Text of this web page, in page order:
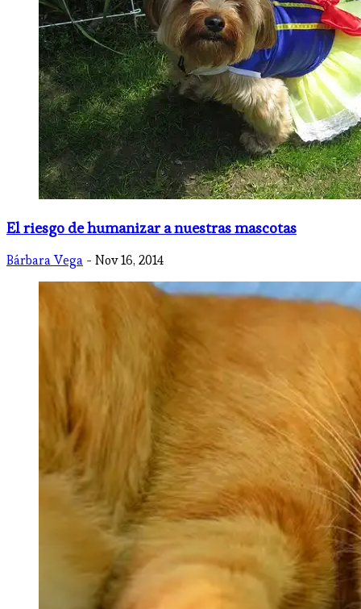
El riesgo de humanizar a nuestras mascotas
Bárbara Vega - Nov 16, 2014